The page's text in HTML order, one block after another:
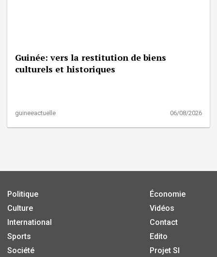
Guinée: vers la restitution de biens
culturels et historiques
guineeactuelle 06/08/2026
Politique
Culture
International
Sports
Société
Économie
Vidéos
Contact
Edito
Projet SI